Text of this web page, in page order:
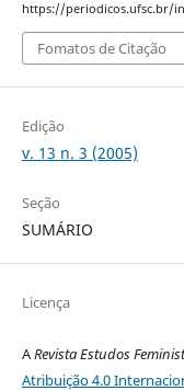
https://periodicos.ufsc.br/
Fomatos de Citação
Edição
v. 13 n. 3 (2005)
Seção
SUMÁRIO
Licença
ARevista Estudos
Atribuição 4.0